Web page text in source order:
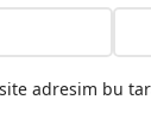
adresim bu